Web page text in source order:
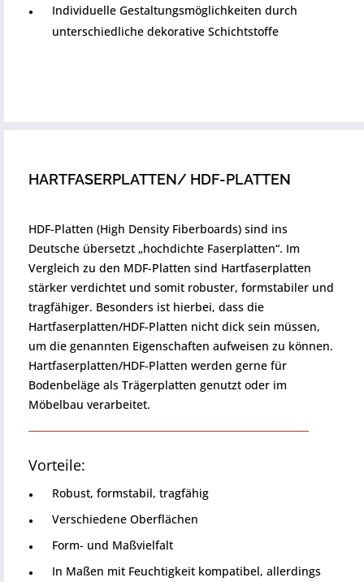
Individuelle Gestaltungsmöglichkeiten durch
unterschiedliche dekorative Schichtstoffe
HARTFASERPLATTEN/ HDF-PLATTEN
HDF-Platten (High Density Fiberboards) sind ins
Deutsche übersetzt „hochdichte Faserplatten“. Im
Vergleich zu den MDF-Platten sind Hartfaserplatten
stärker verdichtet und somit robuster, formstabiler und
tragfähiger. Besonders ist hierbei, dass die
Hartfaserplatten/HDF-Platten nicht dick sein müssen,
um die genannten Eigenschaften aufweisen zu können.
Hartfaserplatten/HDF-Platten werden gerne für
Bodenbeläge als Trägerplatten genutzt oder im
Möbelbau verarbeitet.
Vorteile:
Robust, formstabil, tragfähig
Verschiedene Oberflächen
Form- und Maßvielfalt
In Maßen mit Feuchtigkeit kompatibel, allerdings